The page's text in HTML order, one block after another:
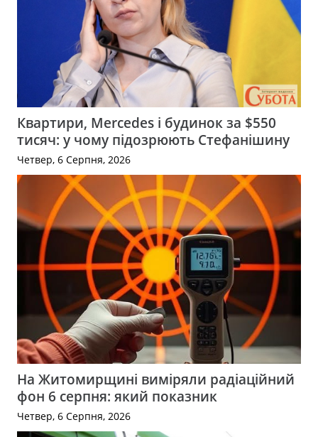
Квартири, Mercedes і будинок за $550
тисяч: у чому підозрюють Стефанішину
Четвер, 6 Серпня, 2026
На Житомирщині виміряли радіаційний
фон 6 серпня: який показник
Четвер, 6 Серпня, 2026